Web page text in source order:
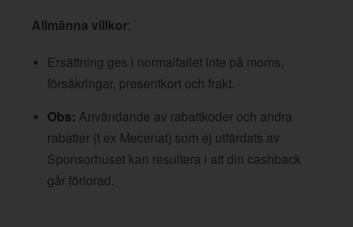
Allmänna villkor:
Ersättning ges i normalfallet inte på moms,
försäkringar, presentkort och frakt.
Obs: Användande av rabattkoder och andra
rabatter (t ex Mecenat) som ej utfärdats av
Sponsorhuset kan resultera i att din cashback
går förlorad.